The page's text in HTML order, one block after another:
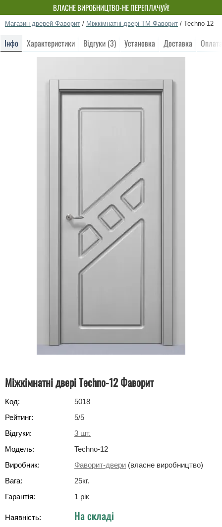
ВЛАСНЕ ВИРОБНИЦТВО-НЕ ПЕРЕПЛАЧУЙ!
Магазин дверей Фаворит / Міжкімнатні двері ТМ Фаворит / Techno-12
Інфо Характеристики Відгуки (3) Установка Доставка Оплата
Міжкімнатні двері Techno-12 Фаворит
Код:
5018
Рейтинг:
5/5
Відгуки:
3 шт.
Модель:
Techno-12
Виробник:
Фаворит-двери (власне виробництво)
Вага:
25кг.
Гарантія:
1 рік
Наявність: На складі